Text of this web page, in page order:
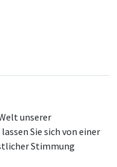
unserer
Sie sich von einer
Stimmung